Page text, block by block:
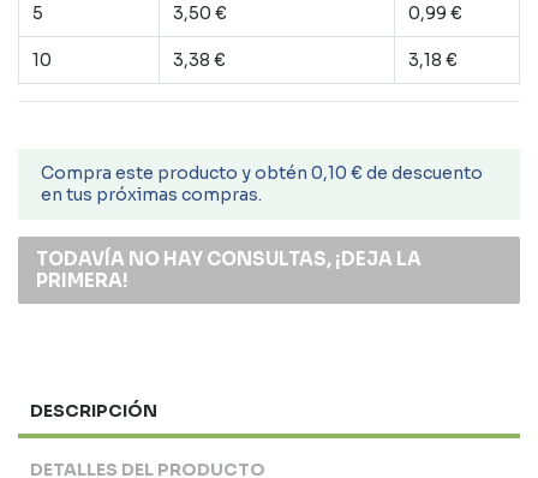
5 3,50 € 0,99 €
10 3,38 € 3,18 €
Compra este producto y obtén 0,10 € de descuento
en tus próximas compras.
TODAVÍA NO HAY CONSULTAS, ¡DEJA LA
PRIMERA!
DESCRIPCIÓN
DETALLES DEL PRODUCTO